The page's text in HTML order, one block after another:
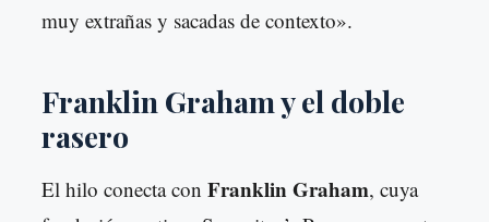
muy extrañas y sacadas de contexto».
Franklin Graham y el doble
rasero
El hilo conecta con Franklin Graham, cuya